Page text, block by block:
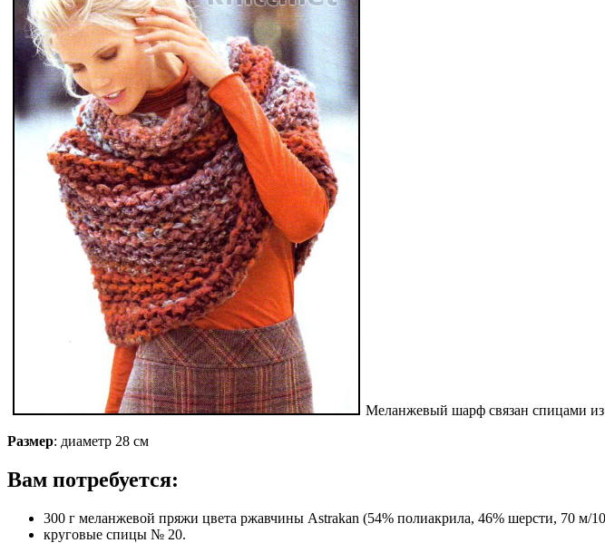
Меланжевый шарф связан спицами из
Размер: диаметр 28 см
Вам потребуется:
300 г меланжевой пряжи цвета ржавчины Astrakan (54% полиакрила, 46% шерсти, 70 м/
круговые спицы № 20.